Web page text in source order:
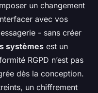
un changement
avec vos
- sans créer
systèmes est un
RGPD n’est pas
dès la conception.
un chiffrement